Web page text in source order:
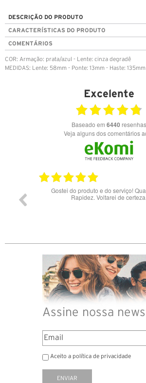
DESCRIÇÃO DO PRODUTO
CARACTERÍSTICAS DO PRODUTO
COMENTÁRIOS
COR: Armação: prata/azul - Lente: cinza degradê
MEDIDAS: Lente: 58mm - Ponte: 13mm - Haste: 135mm
Excelente
Baseado em 6440 resenhas
Veja alguns dos comentários
03.08.2026
produto e do serviço! Qualidade e
Voltarei de certeza.
Assine nossa
Aceito a política de privacidade
ENVIAR